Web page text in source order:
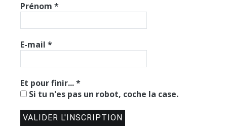
Prénom *
E-mail *
Et pour finir...*
Si tu n'es pas un robot, coche la case.